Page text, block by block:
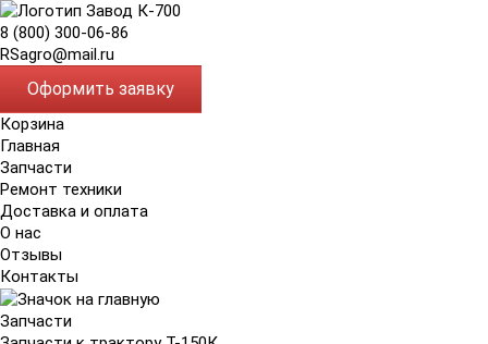
8 (800) 300-06-86
RSagro@mail.ru
Оформить заявку
Корзина
Главная
Запчасти
Ремонт техники
Доставка и оплата
О нас
Отзывы
Контакты
Запчасти